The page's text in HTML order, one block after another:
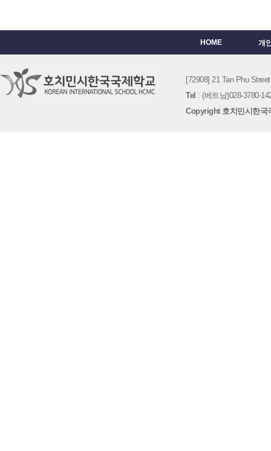
HOME 개
[72908] 21 Tan Phu
Tel : (베트남)028-3780-
Copyright 호치민시한국